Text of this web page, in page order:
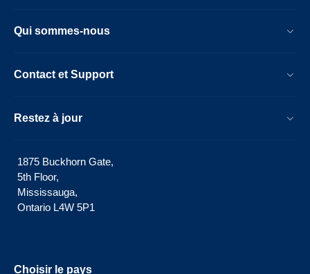
Qui sommes-nous
Contact et Support
Restez à jour
1875 Buckhorn Gate,
5th Floor,
Mississauga,
Ontario L4W 5P1
Choisir le pays